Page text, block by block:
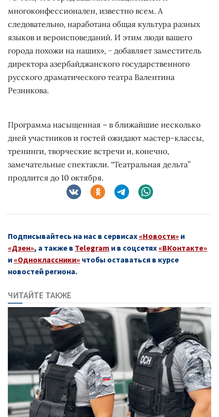
многоконфессионален, известно всем. А
следовательно, наработана общая культура разных
языков и вероисповеданий. И этим люди вашего
города похожи на наших», − добавляет заместитель
директора азербайджанского государственного
русского драматического театра Валентина
Резникова.
Программа насыщенная – в ближайшие несколько
дней участников и гостей ожидают мастер-классы,
тренинги, творческие встречи и, конечно,
замечательные спектакли. “Театральная дельта”
продлится до 10 октября.
Подписывайтесь на нас в сервисах «Новости» и
«Дзен», а также в Telegram и в соцсетях «ВКонтакте»
и «Одноклассники» чтобы оставаться в курсе
новостей региона.
ЧИТАЙТЕ ТАКЖЕ